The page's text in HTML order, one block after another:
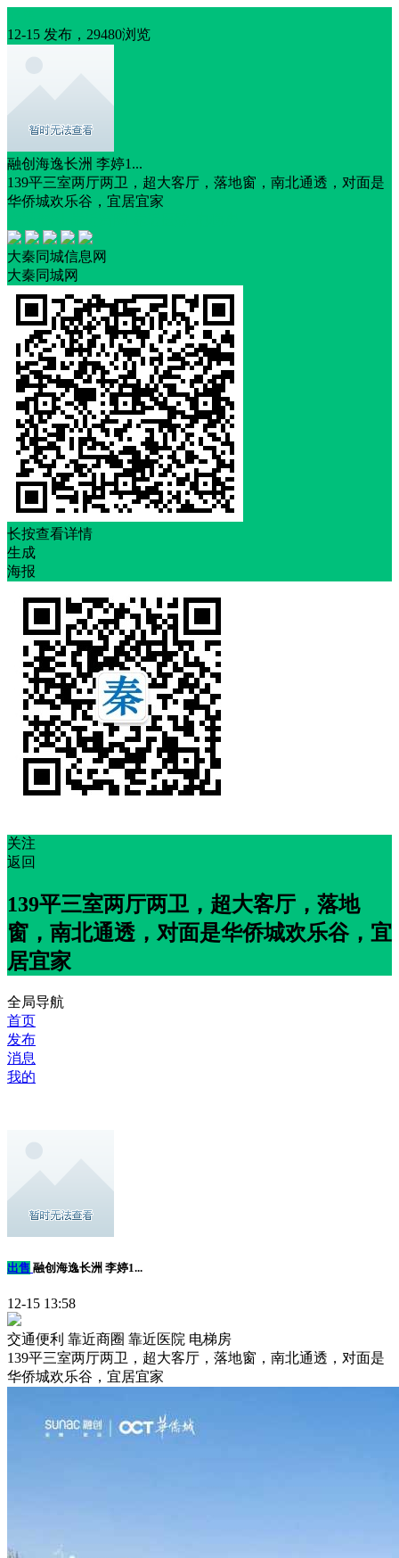
12-15 发布，29480浏览
融创海逸长洲 李婷1...
139平三室两厅两卫，超大客厅，落地窗，南北通透，对面是
华侨城欢乐谷，宜居宜家
大秦同城信息网
大秦同城网
长按查看详情
生成
海报
关注
返回
139平三室两厅两卫，超大客厅，落地
窗，南北通透，对面是华侨城欢乐谷，宜
居宜家
全局导航
首页
发布
消息
我的
出售 融创海逸长洲 李婷1...
12-15 13:58
交通便利 靠近商圈 靠近医院 电梯房
139平三室两厅两卫，超大客厅，落地窗，南北通透，对面是
华侨城欢乐谷，宜居宜家